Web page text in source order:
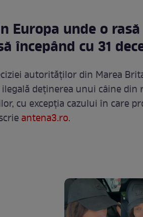
Europa unde o
începând cu 31
autorităților din Marea
deținerea unui câine
cu excepția cazului în care
antena3.ro.